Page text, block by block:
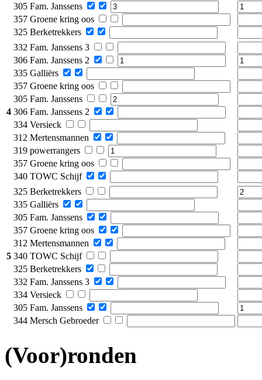
305 Fam. Janssens
357 Groene kring oos
325 Berketrekkers
4
332 Fam. Janssens 3
306 Fam. Janssens 2
335 Galliërs
357 Groene kring oos
305 Fam. Janssens
306 Fam. Janssens 2
334 Versieck
312 Mertensmannen
319 powerrangers
357 Groene kring oos
340 TOWC Schijf
5
325 Berketrekkers
335 Galliërs
305 Fam. Janssens
357 Groene kring oos
312 Mertensmannen
340 TOWC Schijf
325 Berketrekkers
332 Fam. Janssens 3
334 Versieck
305 Fam. Janssens
344 Mersch Gebroeder
(Voor)ronden